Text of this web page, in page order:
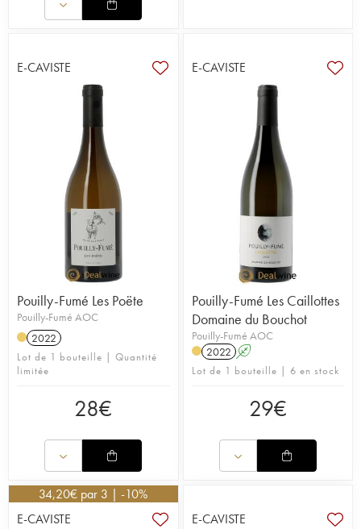
E-CAVISTE
Pouilly-Fumé Les Poëte
Pouilly-Fumé AOC
2022
Lot de 1 bouteille | Quantité
limitée
28€
E-CAVISTE
Pouilly-Fumé Les Caillottes
Domaine du Bouchot
Pouilly-Fumé AOC
2022 A
Lot de 1 bouteille | 6 en stock
29€
34,20€ par 3 | -10%
E-CAVISTE
E-CAVISTE